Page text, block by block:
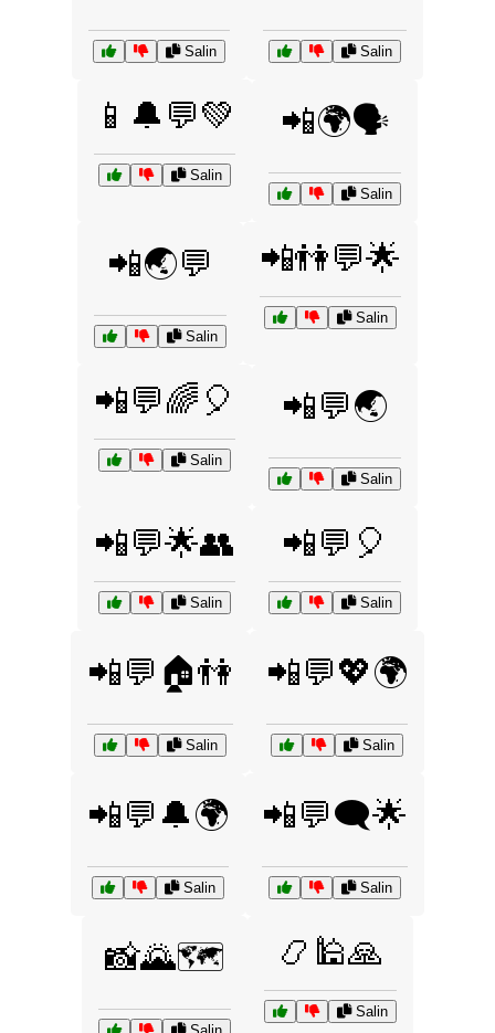
Salin Salin
📱🔔💬💚
Salin
📲🌍🗣️
Salin
📲🌏💬
Salin
📲👫💬🌟
Salin
📲💬🌈🎈
Salin
📲💬🌏
Salin
📲💬🌟👥
Salin
📲💬🎈
Salin
📲💬🏠👫
Salin
📲💬💖🌍
Salin
📲💬🔔🌍
Salin
📲💬🗨️🌟
Salin
📸🌄🗺️ 📿🕌🙏
Salin